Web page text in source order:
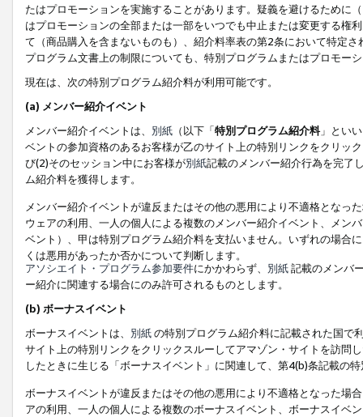
たはプロモーションを実施することがあります。疑義を避けるために
はプロモーションの全部または一部をいつでも中止または変更する権
て（商品購入を含まないものも）、紹介料率表の第2条において特定
プログラム文書上の制限についても、特別プログラムまたはプロモー
現在は、次の特別プログラム紹介料が利用可能です。
(a) メンバー紹介イベント
メンバー紹介イベントは、 別紙 （以下「特別プログラム紹介料」とい
ベントの参加資格のあるお客様が乙のサイト上の特別リンクをクリッ
び(2)そのセッション中にお客様が別紙記載のメンバー紹介行為を完了
ム紹介料を獲得します。
メンバー紹介イベントが違反またはその他の悪用により不適格となっ
ウェアの利用、一人の個人による複数のメンバー紹介イベント、メン
ベント）、甲は特別プログラム紹介料を支払いません。いずれの場合
くは悪用があったか否かについて判断します。
アソシエイト・プログラム参加要件にかかわらず、 別紙記載のメンバ
ー紹介に関連する場合にのみ許可されるものとします。
(b) ボーナスイベント
ボーナスイベントは、 別紙の特別プログラム紹介料に記載された国で
サイト上の特別リンクをクリックスルーしてアマゾン・サイトを訪問
したときに生じる「ボーナスイベント」に関連して、第4(b)条記載の
ボーナスイベントが違反またはその他の悪用により不適格となった場
アの利用、一人の個人による複数のボーナスイベント、ボーナスイベ